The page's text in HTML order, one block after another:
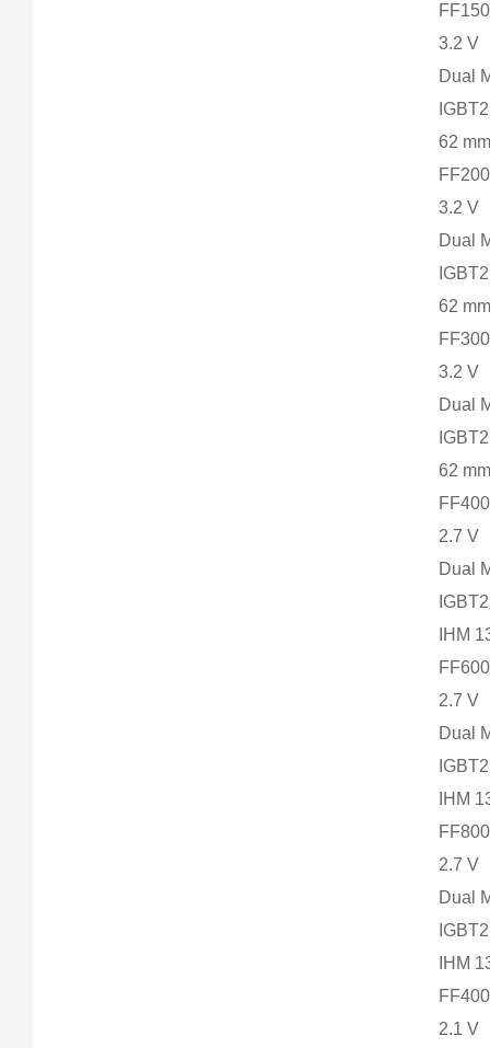
3.2 V
Dual
62
3.2 V
Dual
62
3.2 V
Dual
62
2.7 V
Dual
IHM
2.7 V
Dual
IHM
2.7 V
Dual
IHM
2.1 V